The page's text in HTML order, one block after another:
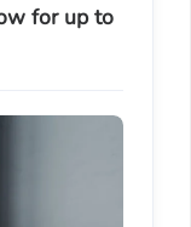
for up to